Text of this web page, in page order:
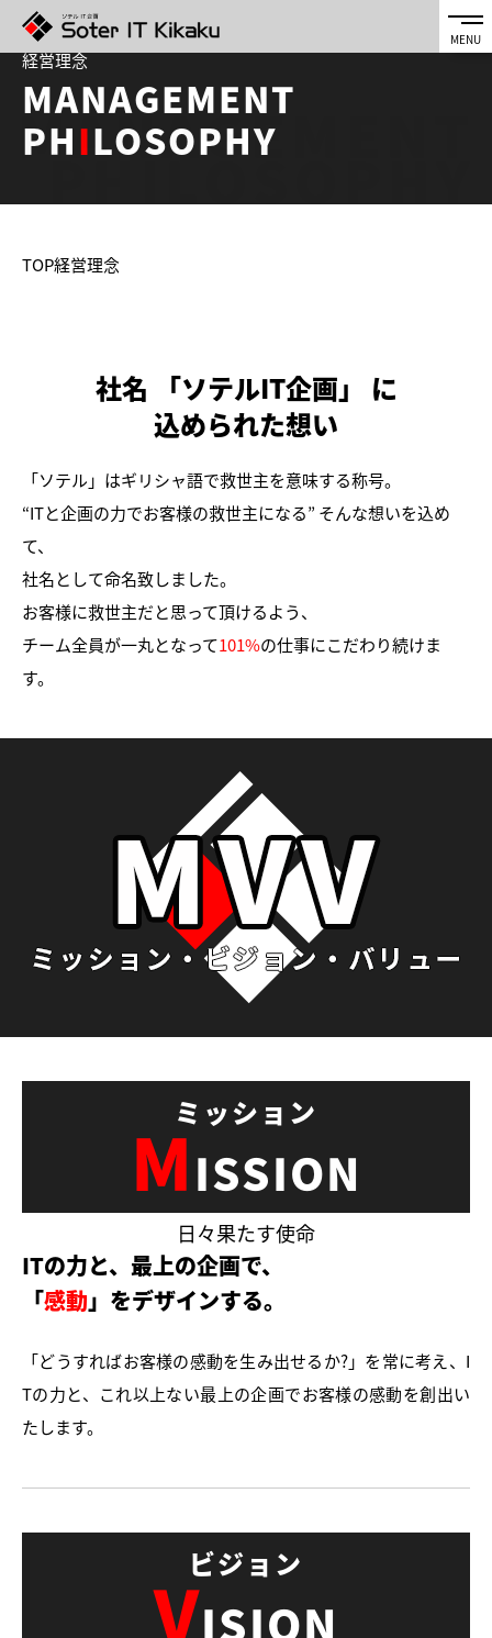
経営理念
MANAGEMENT
PHILOSOPHY
TOP経営理念
社名 「ソテルIT企画」 に
込められた想い
「ソテル」はギリシャ語で救世主を意味する称号。
“ITと企画の力でお客様の救世主になる” そんな想いを込め
て、
社名として命名致しました。
お客様に救世主だと思って頂けるよう、
チーム全員が一丸となって101%の仕事にこだわり続けま
す。
MISSION
日々果たす使命
ITの力と、最上の企画で、
「感動」をデザインする。
「どうすればお客様の感動を生み出せるか?」を常に考え、I
Tの力と、これ以上ない最上の企画でお客様の感動を創出い
たします。
VISION